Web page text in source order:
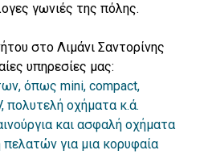
γωνιές της πόλης.
στο Λιμάνι Σαντορίνης
υπηρεσίες μας:
όπως mini, compact,
πολυτελή οχήματα κ.ά.
και ασφαλή οχήματα
πελατών για μια κορυφαία